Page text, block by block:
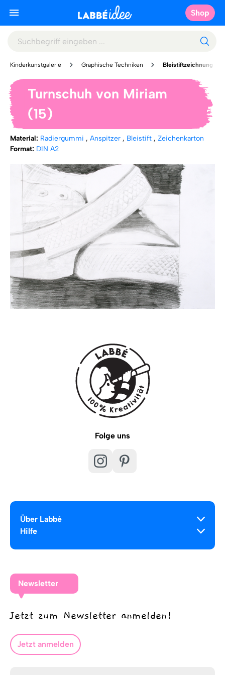
Shop
Kinderkunstgalerie Graphische Techniken Bleistiftzeichnung
Turnschuh von Miriam
(15)
Material: Radiergummi , Anspitzer , Bleistift , Zeichenkarton
Format: DIN A2
Folge uns
Über Labbé
Hilfe
Newsletter
Jetzt zum Newsletter anmelden!
Jetzt anmelden